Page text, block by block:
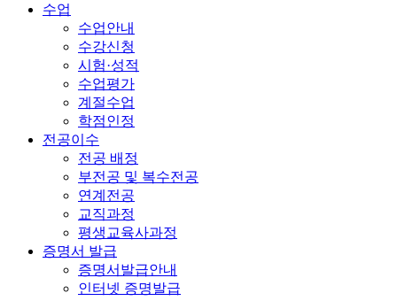
수업
수업안내
수강신청
시험·성적
수업평가
계절수업
학점인정
전공이수
전공 배정
부전공 및 복수전공
연계전공
교직과정
평생교육사과정
증명서 발급
증명서발급안내
인터넷 증명발급